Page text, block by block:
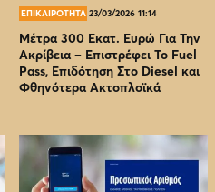
ΕΠΙΚΑΙΡΟΤΗΤΑ 23/03/2026 11:14
Μέτρα 300 Εκατ. Ευρώ Για Την
Ακρίβεια – Επιστρέφει Το Fuel
Pass, Επιδότηση Στο Diesel και
Φθηνότερα Ακτοπλοϊκά